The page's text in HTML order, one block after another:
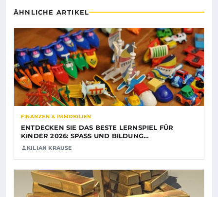
ÄHNLICHE ARTIKEL
FINANZEN & IMMOBILIEN
ENTDECKEN SIE DAS BESTE LERNSPIEL FÜR
KINDER 2026: SPASS UND BILDUNG…
KILIAN KRAUSE